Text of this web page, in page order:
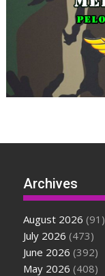
Archives
August 2026 (91)
July 2026 (473)
June 2026 (392)
May 2026 (408)